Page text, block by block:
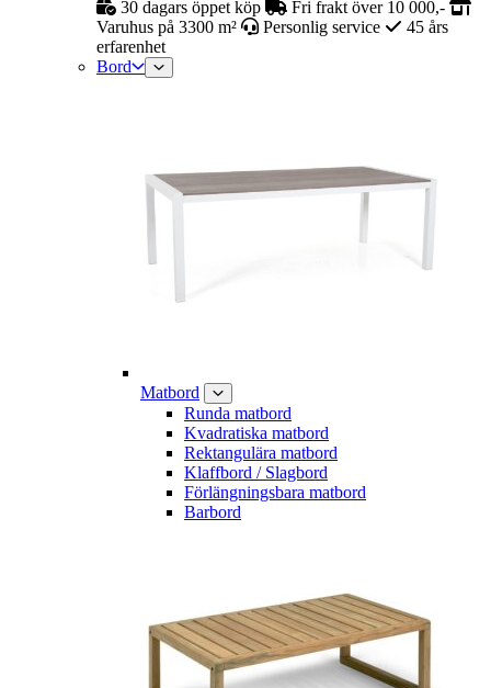
30 dagars öppet köp
Fri frakt över 10 000,-
Varuhus på 3300 m²
Personlig service
45 års
erfarenhet
Bord
Matbord
Runda matbord
Kvadratiska matbord
Rektangulära matbord
Klaffbord / Slagbord
Förlängningsbara matbord
Barbord